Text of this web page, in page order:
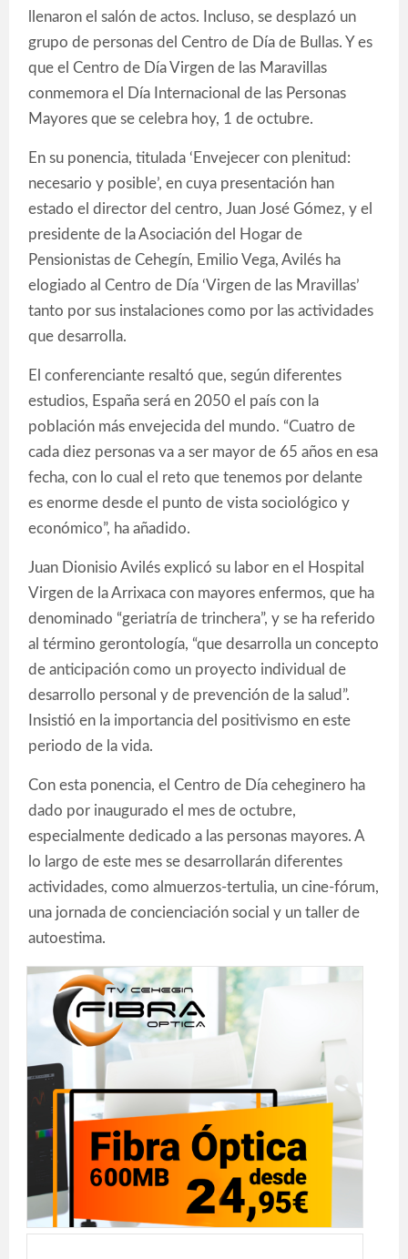
llenaron el salón de actos. Incluso, se desplazó un
grupo de personas del Centro de Día de Bullas. Y es
que el Centro de Día Virgen de las Maravillas
conmemora el Día Internacional de las Personas
Mayores que se celebra hoy, 1 de octubre.
En su ponencia, titulada ‘Envejecer con plenitud:
necesario y posible’, en cuya presentación han
estado el director del centro, Juan José Gómez, y el
presidente de la Asociación del Hogar de
Pensionistas de Cehegín, Emilio Vega, Avilés ha
elogiado al Centro de Día ‘Virgen de las Mravillas’
tanto por sus instalaciones como por las actividades
que desarrolla.
El conferenciante resaltó que, según diferentes
estudios, España será en 2050 el país con la
población más envejecida del mundo. “Cuatro de
cada diez personas va a ser mayor de 65 años en esa
fecha, con lo cual el reto que tenemos por delante
es enorme desde el punto de vista sociológico y
económico”, ha añadido.
Juan Dionisio Avilés explicó su labor en el Hospital
Virgen de la Arrixaca con mayores enfermos, que ha
denominado “geriatría de trinchera”, y se ha referido
al término gerontología, “que desarrolla un concepto
de anticipación como un proyecto individual de
desarrollo personal y de prevención de la salud”.
Insistió en la importancia del positivismo en este
periodo de la vida.
Con esta ponencia, el Centro de Día ceheginero ha
dado por inaugurado el mes de octubre,
especialmente dedicado a las personas mayores. A
lo largo de este mes se desarrollarán diferentes
actividades, como almuerzos-tertulia, un cine-fórum,
una jornada de concienciación social y un taller de
autoestima.